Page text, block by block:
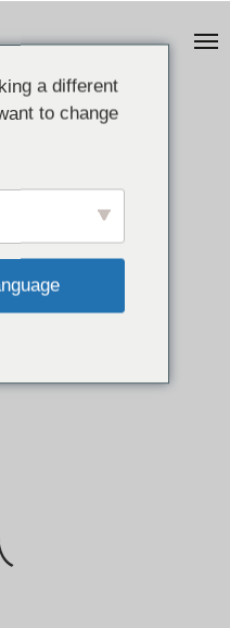
a different
to change